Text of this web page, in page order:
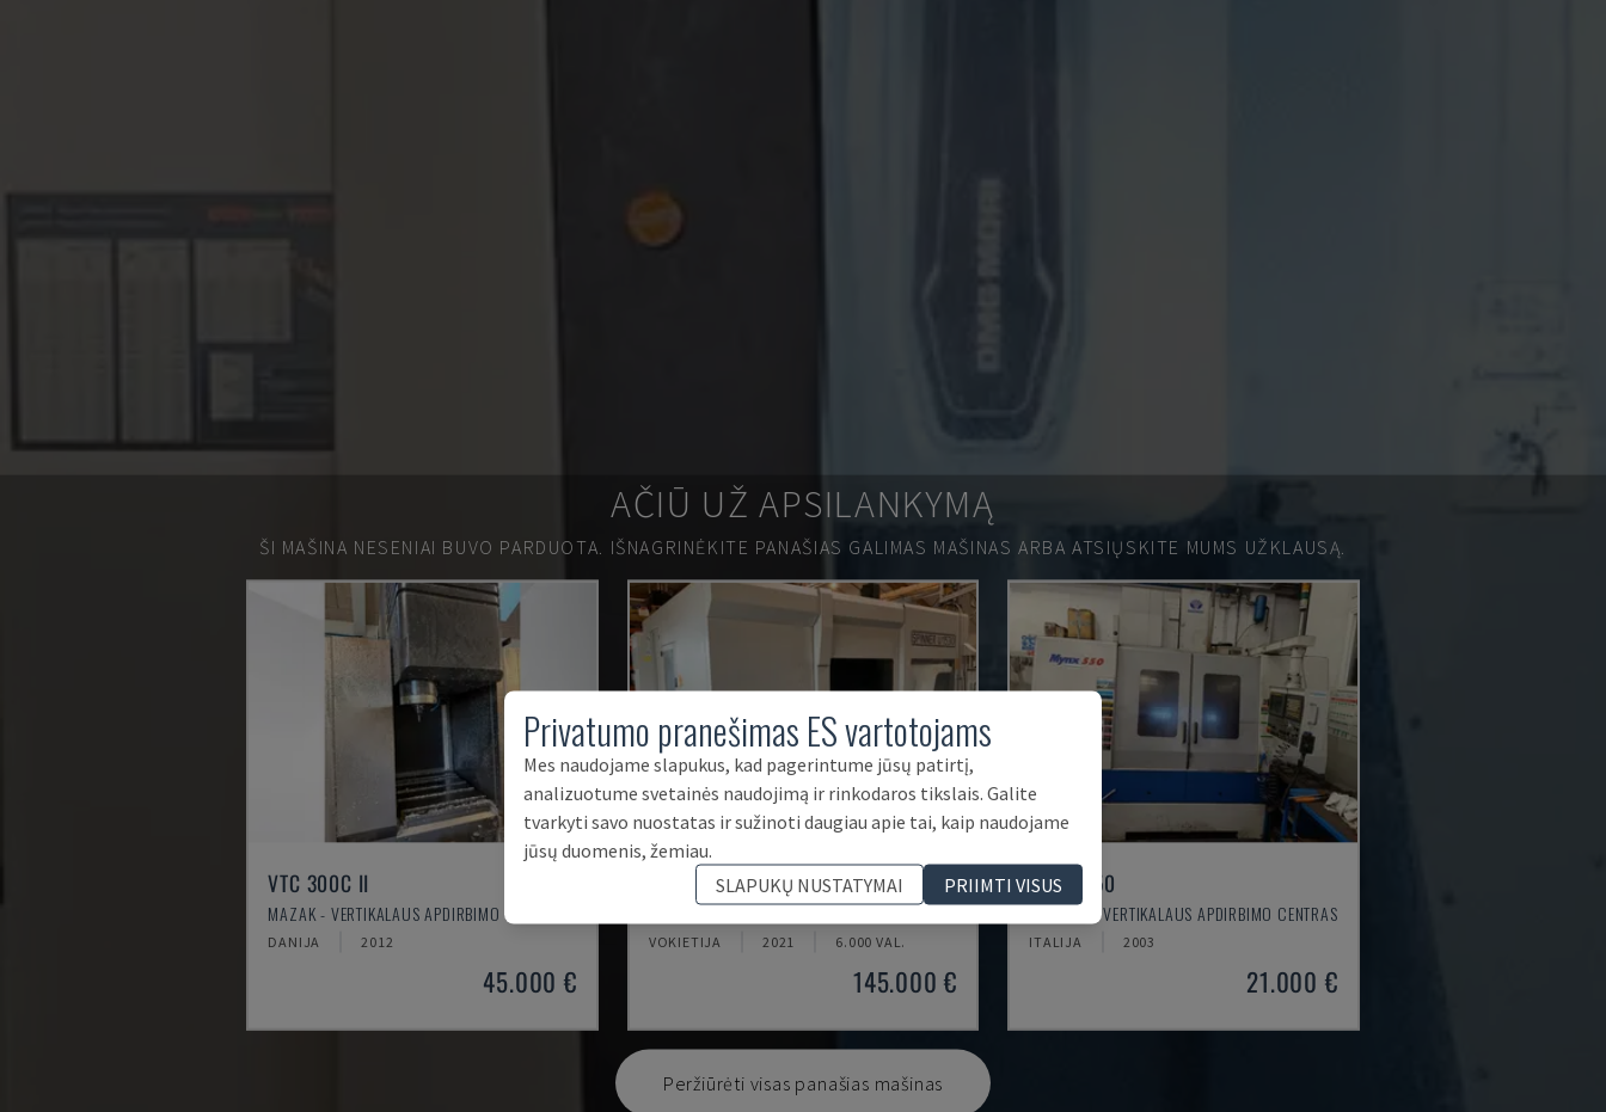
AČIŪ UŽ APSILANKYMĄ
ŠI MAŠINA NESENIAI BUVO PARDUOTA. IŠNAGRINĖKITE PANAŠIAS GALIMAS MAŠINAS ARBA ATSIŲSKITE MUMS UŽKLAUSĄ.
VTC 300C II
MAZAK - VERTIKALAUS APDIRBIMO CENTRAS
DANIJA 2012
45.000 €
U5-1530
SPINNER - VERTIKALAUS APDIRBIMO CENTRAS
VOKIETIJA 2021 6.000 VAL.
145.000 €
MYNX 550
DAEWOO - VERTIKALAUS APDIRBIMO CENTRAS
ITALIJA 2003
21.000 €
Peržiūrėti visas panašias mašinas
Privatumo pranešimas ES vartotojams
Mes naudojame slapukus, kad pagerintume jūsų patirtį,
analizuotume svetainės naudojimą ir rinkodaros tikslais. Galite
tvarkyti savo nuostatas ir sužinoti daugiau apie tai, kaip naudojame
jūsų duomenis, žemiau.
SLAPUKŲ NUSTATYMAI
PRIIMTI VISUS